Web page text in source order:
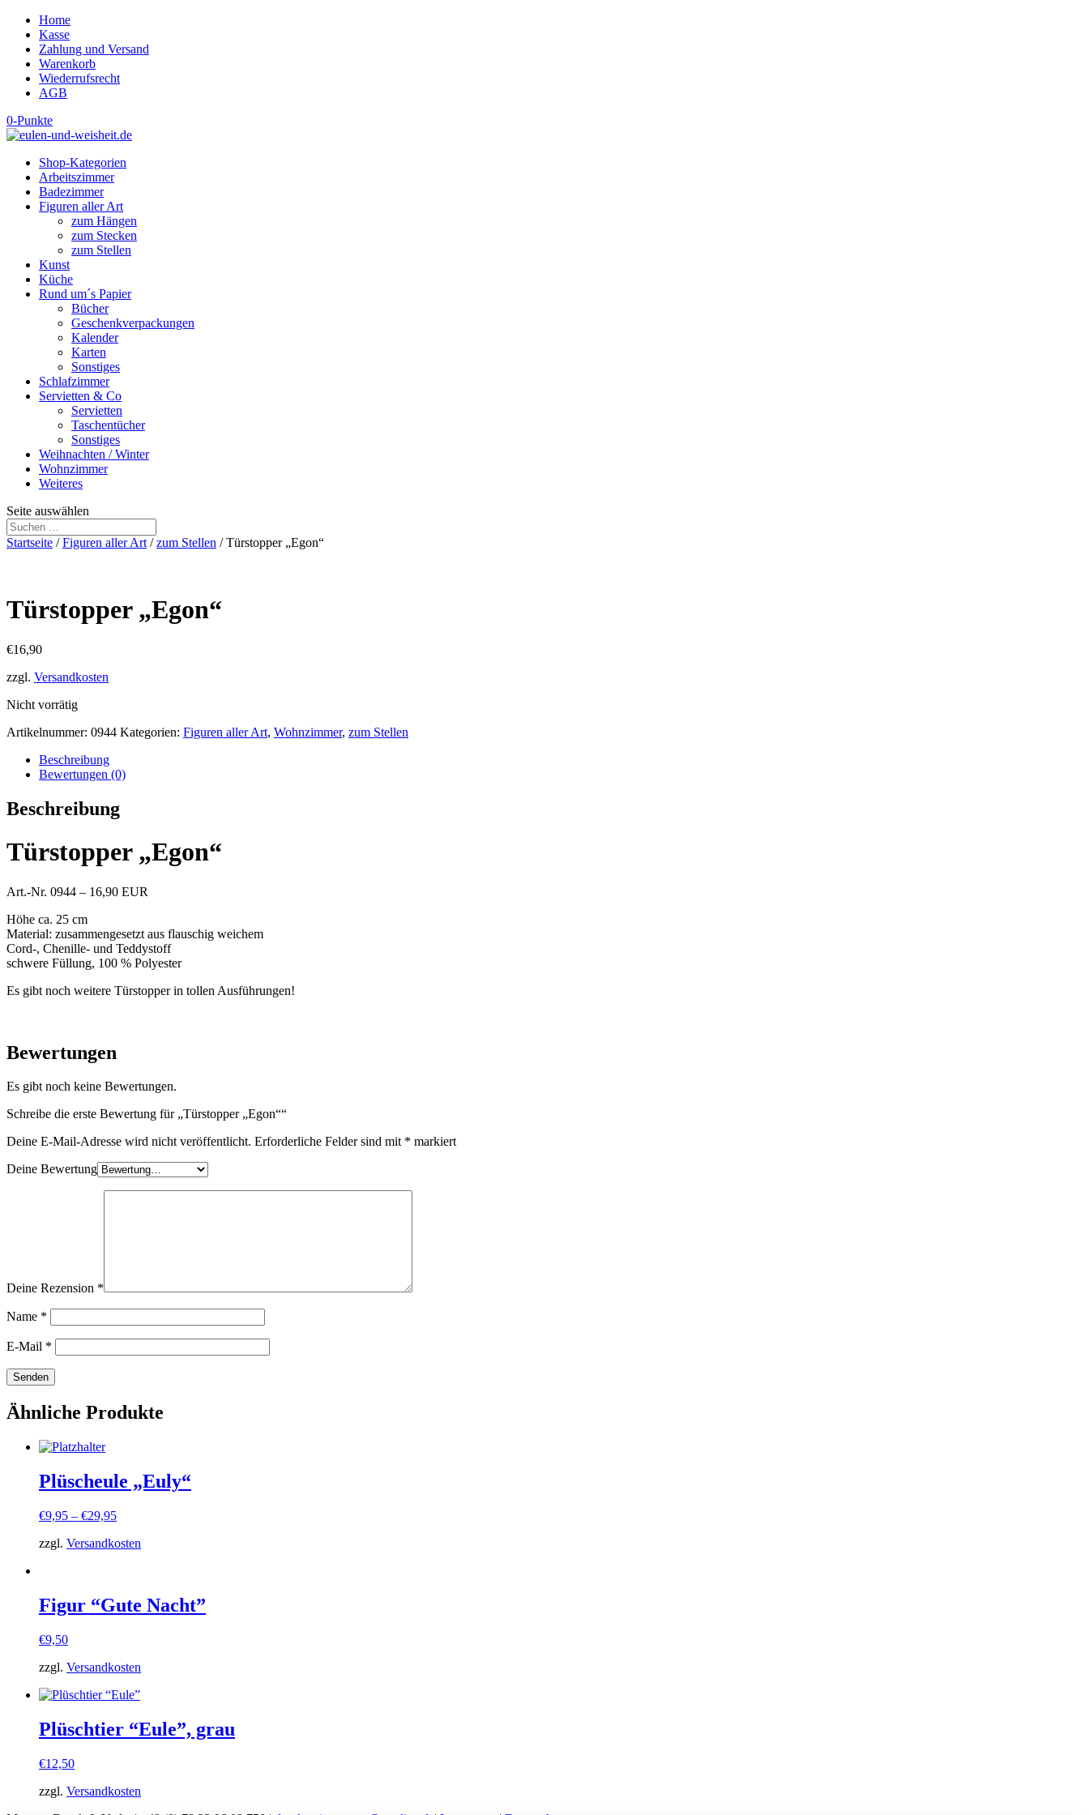
Home
Kasse
Zahlung und Versand
Warenkorb
Wiederrufsrecht
AGB
0-Punkte
Shop-Kategorien
Arbeitszimmer
Badezimmer
Figuren aller Art
zum Hängen
zum Stecken
zum Stellen
Kunst
Küche
Rund um´s Papier
Bücher
Geschenkverpackungen
Kalender
Karten
Sonstiges
Schlafzimmer
Servietten & Co
Servietten
Taschentücher
Sonstiges
Weihnachten / Winter
Wohnzimmer
Weiteres
Seite auswählen
Startseite /Figuren aller Art /zum Stellen / Türstopper „Egon“
Türstopper „Egon“
€16,90
zzgl. Versandkosten
Nicht vorrätig
Artikelnummer: 0944 Kategorien: Figuren aller Art, Wohnzimmer, zum Stellen
Beschreibung
Bewertungen (0)
Beschreibung
Türstopper „Egon“
Art.-Nr. 0944 – 16,90 EUR
Höhe ca. 25 cm
Material: zusammengesetzt aus flauschig weichem
Cord-, Chenille- und Teddystoff
schwere Füllung, 100 % Polyester
Es gibt noch weitere Türstopper in tollen Ausführungen!
Bewertungen
Es gibt noch keine Bewertungen.
Schreibe die erste Bewertung für „Türstopper „Egon““
Deine E-Mail-Adresse wird nicht veröffentlicht. Erforderliche Felder sind mit * markiert
Deine Bewertung
Deine Rezension *
Name *
E-Mail *
Ähnliche Produkte
Plüscheule „Euly“
€9,95 – €29,95
zzgl. Versandkosten
Figur “Gute Nacht”
€9,50
zzgl. Versandkosten
Plüschtier “Eule”, grau
€12,50
zzgl. Versandkosten